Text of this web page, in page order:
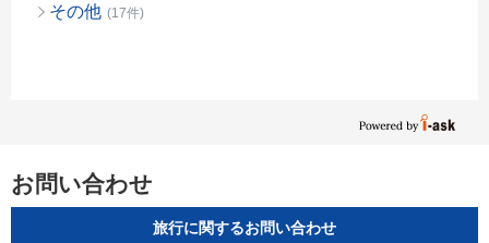
その他 (17件)
お問い合わせ
旅行に関するお問い合わせ